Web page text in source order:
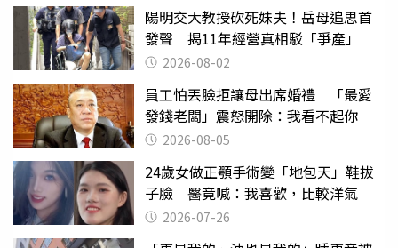
陽明交大教授砍死妹夫！岳母追思首
發聲 揭11年經營真相駁「爭產」
2026-08-02
員工怕丟臉拒讓母出席婚禮 「最愛
發錢老闆」震怒開除：我看不起你
2026-08-05
24歲女做正顎手術變「地包天」鞋拔
子臉 醫竟喊：我喜歡，比較洋氣
2026-07-26